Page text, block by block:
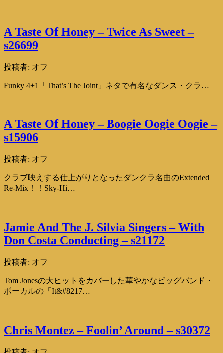
A Taste Of Honey – Twice As Sweet –
s26699
投稿者: オフ
Funky 4+1「That’s The Joint」ネタで有名なダンス・クラ…
A Taste Of Honey – Boogie Oogie Oogie –
s15906
投稿者: オフ
クラブ映えする仕上がりとなったダンクラ名曲のExtended
Re-Mix！！Sky-Hi…
Jamie And The J. Silvia Singers – With
Don Costa Conducting – s21172
投稿者: オフ
Tom Jonesの大ヒットをカバーした華やかなビッグバンド・
ボーカルの「It&#8217…
Chris Montez – Foolin’ Around – s30372